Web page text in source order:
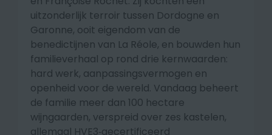
uitzonderlijk terroir tussen Dordogne en
Garonne, ooit eigendom van de
benedictijnen van La Réole, en bouwden hun
familieverhaal op rond drie kernwaarden:
hard werk, aanpassingsvermogen en
openheid voor de wereld. Vandaag beheert
de familie meer dan 100 hectare
wijngaarden, verspreid over zes kastelen,
allemaal HVE3‑gecertificeerd